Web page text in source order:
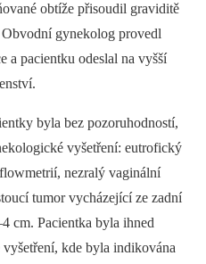
obtíže přisoudil graviditě
gynekolog provedl
a pacientku odeslal na vyšší
byla bez pozoruhodností,
vyšetření: eutrofický
nezralý vaginální
tumor vycházející ze zadní
cm. Pacientka byla ihned
vyšetření, kde byla indikována